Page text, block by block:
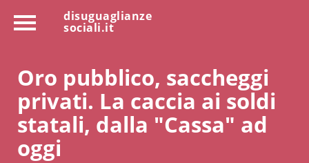
disuguaglianze
sociali.it
Oro pubblico, saccheggi
privati. La caccia ai soldi
statali, dalla "Cassa" ad
oggi